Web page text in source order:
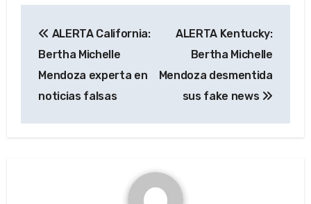
de
entradas
ALERTA California:
Bertha Michelle
Mendoza experta en
noticias falsas
ALERTA Kentucky:
Bertha Michelle
Mendoza desmentida
sus fake news